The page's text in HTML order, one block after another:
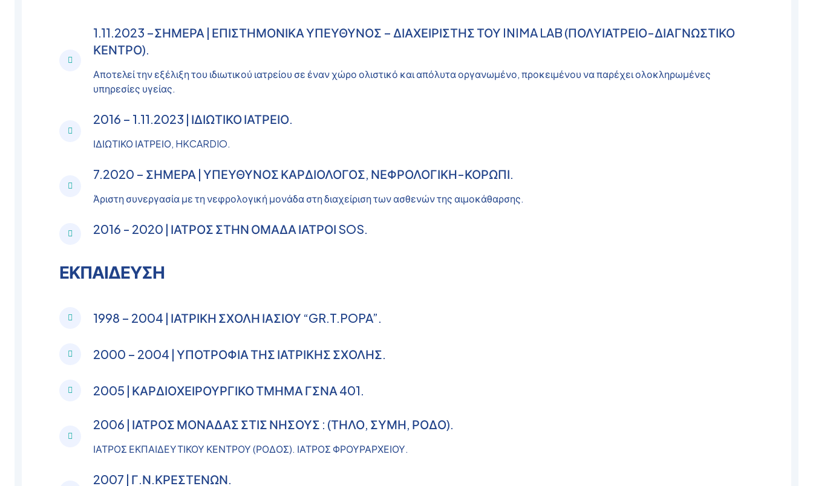
1.11.2023 –ΣΗΜΕΡΑ | ΕΠΙΣΤΗΜΟΝΙΚΑ ΥΠΕΥΘΥΝΟΣ – ΔΙΑΧΕΙΡΙΣΤΗΣ ΤΟΥ INIMA LAB (ΠΟΛΥΙΑΤΡΕΙΟ-ΔΙΑΓΝΩΣΤΙΚΟ
ΚΕΝΤΡΟ).
Αποτελεί την εξέλιξη του ιδιωτικού ιατρείου σε έναν χώρο ολιστικό και απόλυτα οργανωμένο, προκειμένου να παρέχει ολοκληρωμένες
υπηρεσίες υγείας.
2016 – 1.11.2023 | ΙΔΙΩΤΙΚΟ ΙΑΤΡΕΙΟ.
ΙΔΙΩΤΙΚΟ ΙΑΤΡΕΙΟ, HKCARDIO.
7.2020 – ΣΗΜΕΡΑ | ΥΠΕΥΘΥΝΟΣ ΚΑΡΔΙΟΛΟΓΟΣ, ΝΕΦΡΟΛΟΓΙΚΗ-ΚΟΡΩΠΙ.
Άριστη συνεργασία με τη νεφρολογική μονάδα στη διαχείριση των ασθενών της αιμοκάθαρσης.
2016 - 2020 | ΙΑΤΡΟΣ ΣΤΗΝ ΟΜΑΔΑ ΙΑΤΡΟΙ SOS.
ΕΚΠΑΙΔΕΥΣΗ
1998 – 2004 | ΙΑΤΡΙΚΗ ΣΧΟΛΗ ΙΑΣΙΟΥ “GR.T.POPA”.
2000 – 2004 | ΥΠΟΤΡΟΦΙΑ ΤΗΣ ΙΑΤΡΙΚΗΣ ΣΧΟΛΗΣ.
2005 | ΚΑΡΔΙΟΧΕΙΡΟΥΡΓΙΚΟ ΤΜΗΜΑ ΓΣΝΑ 401.
2006 | ΙΑΤΡΟΣ ΜΟΝΑΔΑΣ ΣΤΙΣ ΝΗΣΟΥΣ : (ΤΗΛΟ, ΣΥΜΗ, ΡΟΔΟ).
ΙΑΤΡΟΣ ΕΚΠΑΙΔΕΥΤΙΚΟΥ ΚΕΝΤΡΟΥ (ΡΟΔΟΣ). ΙΑΤΡΟΣ ΦΡΟΥΡΑΡΧΕΙΟΥ.
2007 | Γ.Ν.ΚΡΕΣΤΕΝΩΝ.